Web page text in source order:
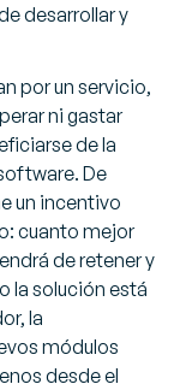
desarrollar y
por un servicio,
ni gastar
de la
De
un incentivo
cuanto mejor
de retener y
la solución está
la
módulos
desde el